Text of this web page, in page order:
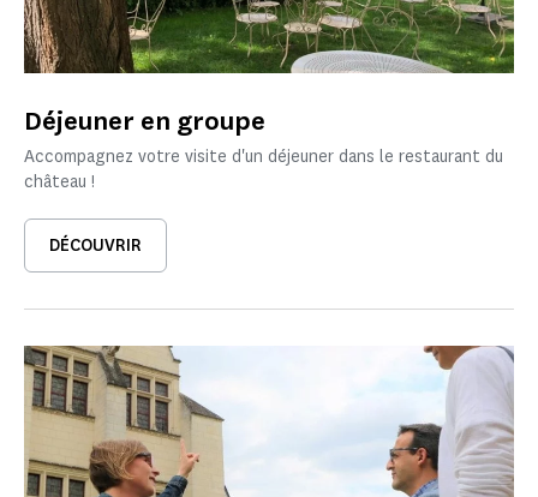
Déjeuner en groupe
Accompagnez votre visite d'un déjeuner dans le restaurant du
château !
DÉCOUVRIR